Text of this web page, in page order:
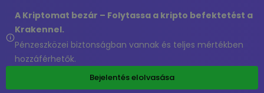
A Kriptomat bezár – Folytassa a kripto befektetést a
Krakennel.
Pénzeszközei biztonságban vannak és teljes mértékben
hozzáférhetők.
Bejelentés elolvasása